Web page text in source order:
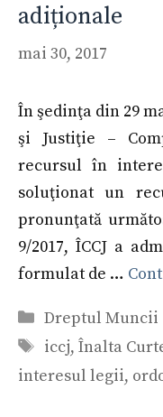
adiționale
mai 30, 2017
În şedinţa din 29
şi Justiţie –
recursul în
soluţionat un
pronunţată
9/2017, ÎCCJ a
formulat de …
Categorii
Dreptul Muncii
Etichete
iccj, Înalta
interesul legii,